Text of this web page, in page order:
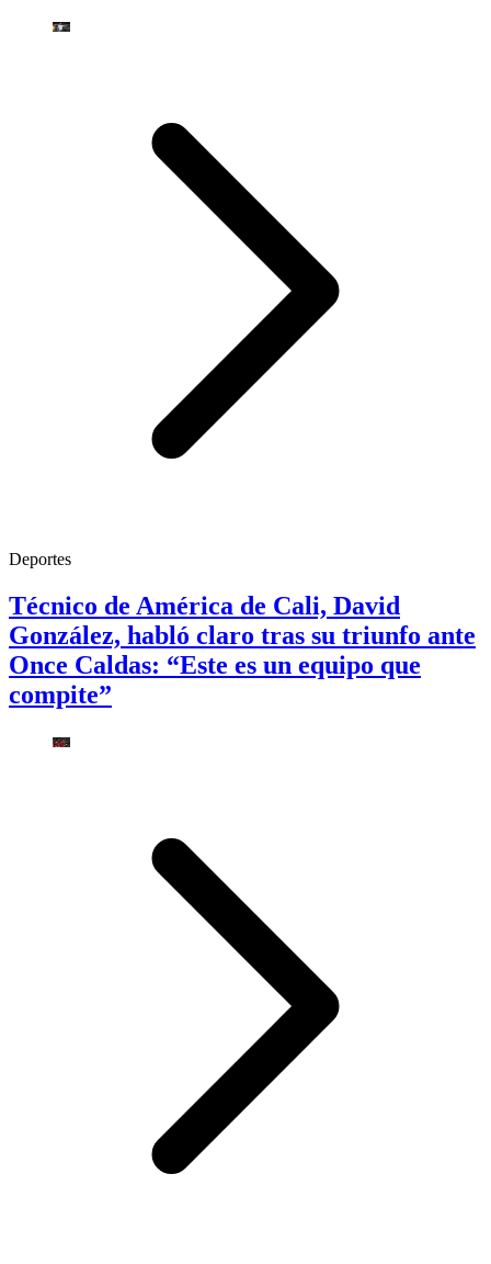
Deportes
Técnico de América de Cali, David
González, habló claro tras su triunfo ante
Once Caldas: “Este es un equipo que
compite”